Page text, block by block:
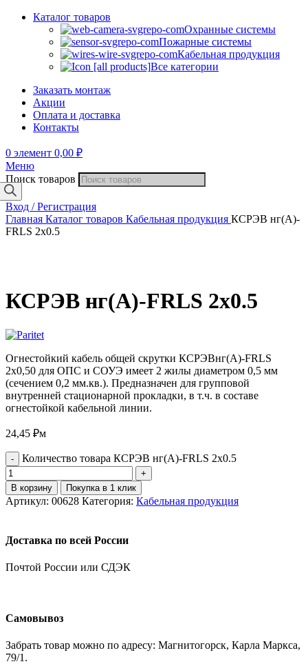
Каталог товаров
Охранные системы
Пожарные системы
Кабельная продукция
Все категории
Заказать монтаж
Акции
Оплата и доставка
Контакты
0 элемент 0,00 ₽
Меню
Поиск товаров
Вход / Регистрация
Главная Каталог товаров Кабельная продукция КСРЭВ нг(А)-
FRLS 2х0.5
КСРЭВ нг(А)-FRLS 2х0.5
Огнестойкий кабель общей скрутки КСРЭВнг(А)-FRLS
2х0,50 для ОПС и СОУЭ имеет 2 жилы диаметром 0,5 мм
(сечением 0,2 мм.кв.). Предназначен для групповой
внутренней стационарной прокладки, в т.ч. в составе
огнестойкой кабельной линии.
24,45 ₽м
Количество товара КСРЭВ нг(А)-FRLS 2х0.5
В корзину Покупка в 1 клик
Артикул: 00628 Категория: Кабельная продукция
Доставка по всей России
Почтой России или СДЭК
Самовывоз
Забрать товар можно по адресу: Магнитогорск, Карла Маркса,
79/1.